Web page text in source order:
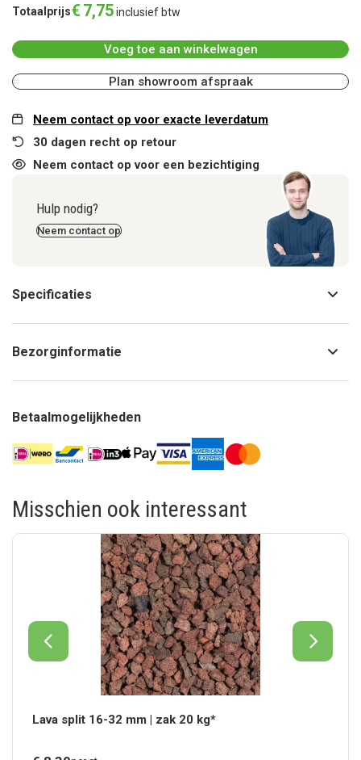
Totaalprijs€ 7,75inclusief btw
Voeg toe aan winkelwagen
Plan showroom afspraak
Neem contact op voor exacte leverdatum
30 dagen recht op retour
Neem contact op voor een bezichtiging
Hulp nodig?
Neem contact op
Specificaties
Bezorginformatie
Betaalmogelijkheden
Misschien ook interessant
Lava split 16-32 mm | zak 20 kg*